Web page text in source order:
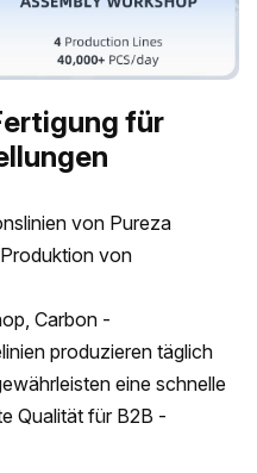
für
von Pureza
von
Carbon -
produzieren täglich
eine schnelle
Qualität für B2B -